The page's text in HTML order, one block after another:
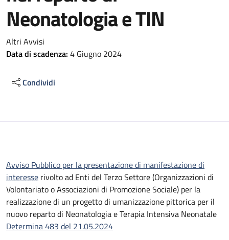
Neonatologia e TIN
Altri Avvisi
Data di scadenza: 4 Giugno 2024
Condividi
Avviso Pubblico per la presentazione di manifestazione di
interesse rivolto ad Enti del Terzo Settore (Organizzazioni di
Volontariato o Associazioni di Promozione Sociale) per la
realizzazione di un progetto di umanizzazione pittorica per il
nuovo reparto di Neonatologia e Terapia Intensiva Neonatale
Determina 483 del 21.05.2024